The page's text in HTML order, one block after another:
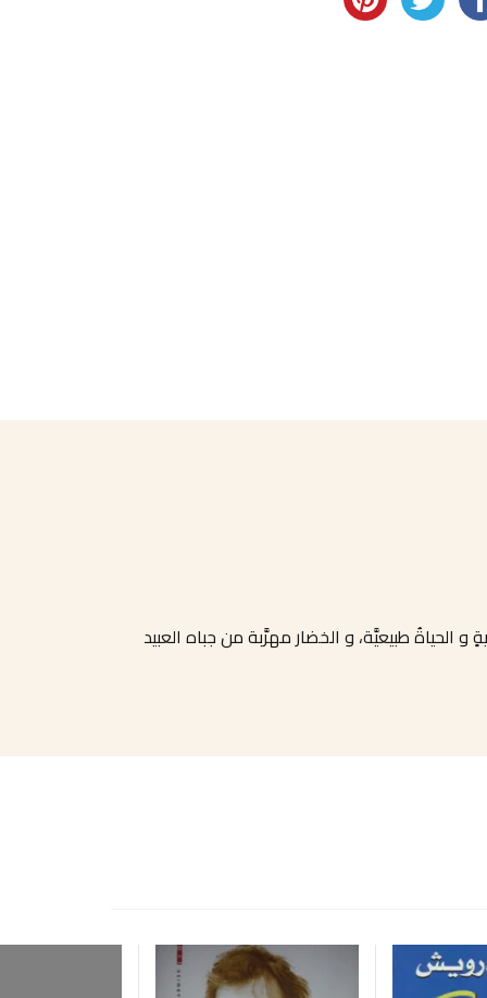
الحياةُ طبيعيَّة، و الخضار مهرَّبة من جباه العبيد